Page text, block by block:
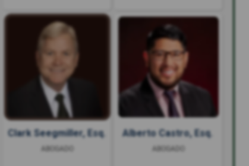
Clark Seegmiller, Esq.
ABOGADO
Alberto Castro, Esq.
ABOGADO